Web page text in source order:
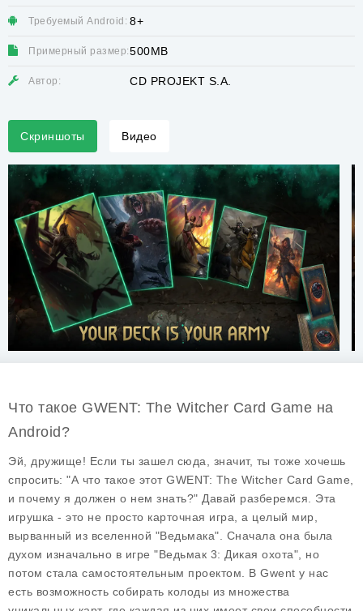
Требуемый Android: 8+
Примерный размер:500MB
Автор: CD PROJEKT S.A.
Скриншоты Видео
Что такое GWENT: The Witcher Card Game на
Android?
Эй, дружище! Если ты зашел сюда, значит, ты тоже хочешь
спросить: "А что такое этот GWENT: The Witcher Card Game,
и почему я должен о нем знать?" Давай разберемся. Эта
игрушка - это не просто карточная игра, а целый мир,
вырванный из вселенной "Ведьмака". Сначала она была
духом изначально в игре "Ведьмак 3: Дикая охота", но
потом стала самостоятельным проектом. В Gwent у нас
есть возможность собирать колоды из множества